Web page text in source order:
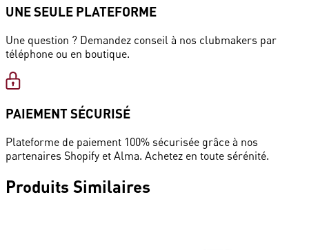
UNE SEULE PLATEFORME
Une question ? Demandez conseil à nos clubmakers par
téléphone ou en boutique.
PAIEMENT SÉCURISÉ
Plateforme de paiement 100% sécurisée grâce à nos
partenaires Shopify et Alma. Achetez en toute sérénité.
Produits Similaires